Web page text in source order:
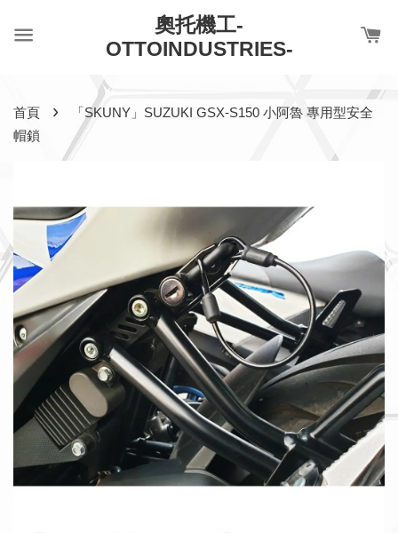
奧托機工-
OTTOINDUSTRIES-
首頁 ›
「SKUNY」SUZUKI GSX-S150 小阿魯 專用型安全
帽鎖